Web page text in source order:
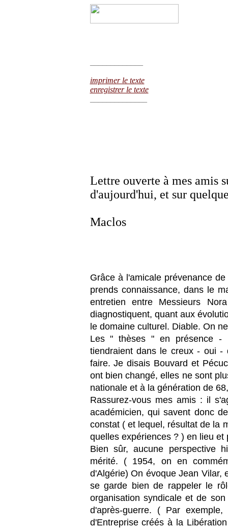
imprimer le texte
enregistrer le texte
Lettre ouverte à mes amis
d'aujourd'hui, et sur
Maclos
Grâce à l'amicale prévenance
prends connaissance, dans le
entretien entre Messieurs
diagnostiquent, quant aux
le domaine culturel. Diable. On
Les " thèses " en présence -
tiendraient dans le creux - oui
faire. Je disais Bouvard et
ont bien changé, elles ne sont
nationale et à la génération de
Rassurez-vous mes amis : il
académicien, qui savent donc
constat ( et lequel, résultat de la
quelles expériences ? ) en lieu
Bien sûr, aucune perspective
mérité. ( 1954, on en
d'Algérie) On évoque Jean Vilar,
se garde bien de rappeler le
organisation syndicale et de
d'après-guerre. ( Par
d'Entreprise créés à la